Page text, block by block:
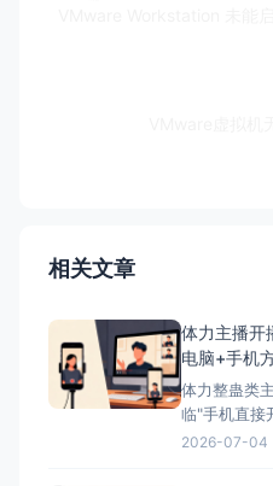
相关文章
体力主播开
电脑+手机
体力整蛊类
临"手机直接
择。本文将
2026-07-04